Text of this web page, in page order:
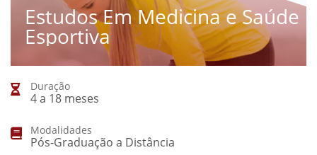
Estudos Em Medicina e Saúde
Esportiva
Duração
4 a 18 meses
Modalidades
Pós-Graduação a Distância